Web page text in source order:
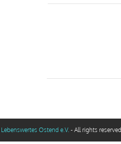
Lebenswertes Ostend e.V. - All rights reserved.